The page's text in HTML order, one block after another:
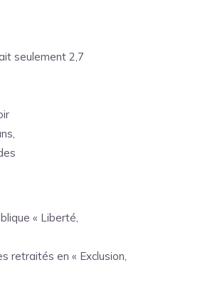
seulement 2,7
« Liberté,
retraités en « Exclusion,